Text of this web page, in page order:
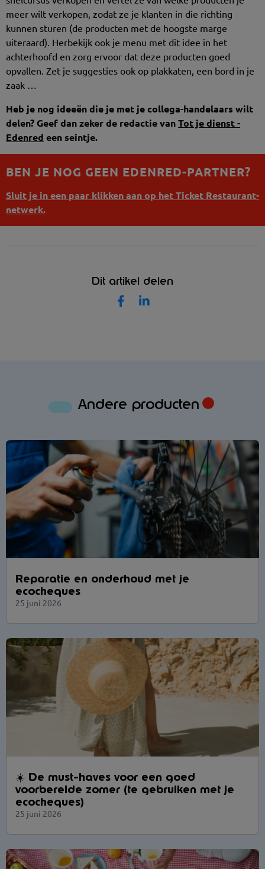
meer wilt verkopen, zodat ze je klanten in die richting
kunnen sturen (de producten met de hoogste marge
uiteraard). Herbekijk ook je menu met dit idee in het
achterhoofd en zorg ervoor dat deze producten goed
opvallen. Zet je suggesties ook op plakkaten, een bord in je
zaak …
Heb je nog ideeën die je met je collega-handelaars wilt
delen? Geef dan zeker de redactie van Tot je dienst -
Edenred een seintje.
BEN JE NOG GEEN EDENRED-PARTNER?
Sluit je in een paar klikken aan op het Ticket Restaurant-
netwerk.
Dit artikel delen
Andere producten
Reparatie en onderhoud met je
ecocheques
25 juni 2026
☀️ De must-haves voor een goed
voorbereide zomer (te gebruiken met je
ecocheques)
25 juni 2026